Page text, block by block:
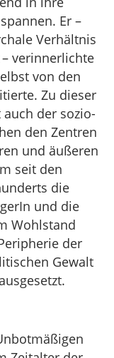
Er –
Verhältnis
verinnerlichte
von den
Zu dieser
der sozio-
den Zentren
und äußeren
seit den
die
und die
Wohlstand
der
Gewalt